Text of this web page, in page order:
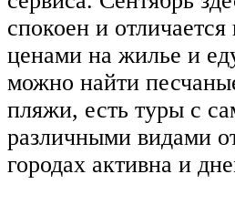
спокоен и
ценами на жилье и
можно найти
пляжи, есть туры с
различными видами
городах активна и